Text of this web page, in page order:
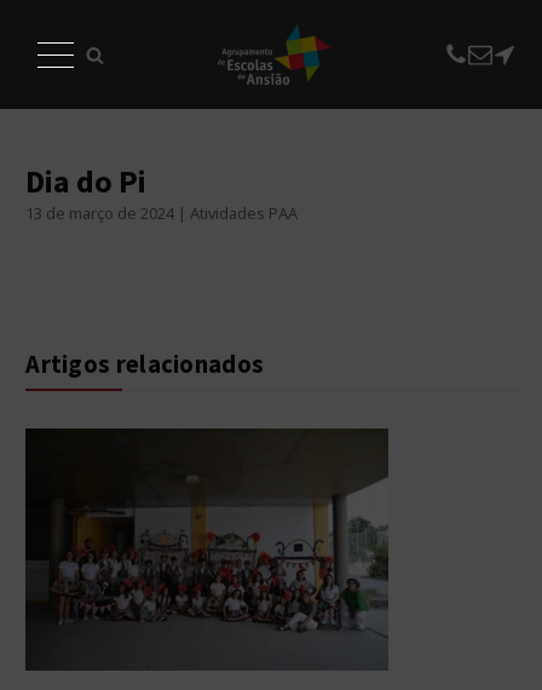
Dia do Pi
13 de março de 2024 | Atividades PAA
Artigos relacionados